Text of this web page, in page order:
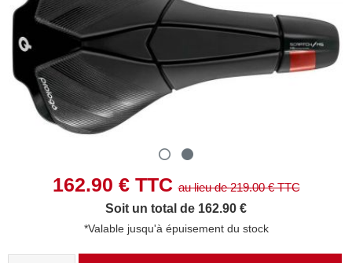
162.90 € TTCau lieu de219.00€ TTC
Soit un total de 162.90 €
*Valable jusqu'à épuisement du stock